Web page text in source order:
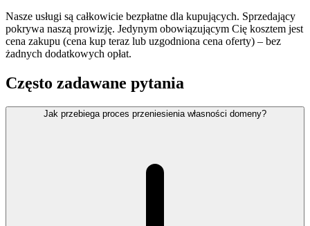
Nasze usługi są całkowicie bezpłatne dla kupujących. Sprzedający
pokrywa naszą prowizję. Jedynym obowiązującym Cię kosztem jest
cena zakupu (cena kup teraz lub uzgodniona cena oferty) – bez
żadnych dodatkowych opłat.
Często zadawane pytania
Jak przebiega proces przeniesienia własności domeny?